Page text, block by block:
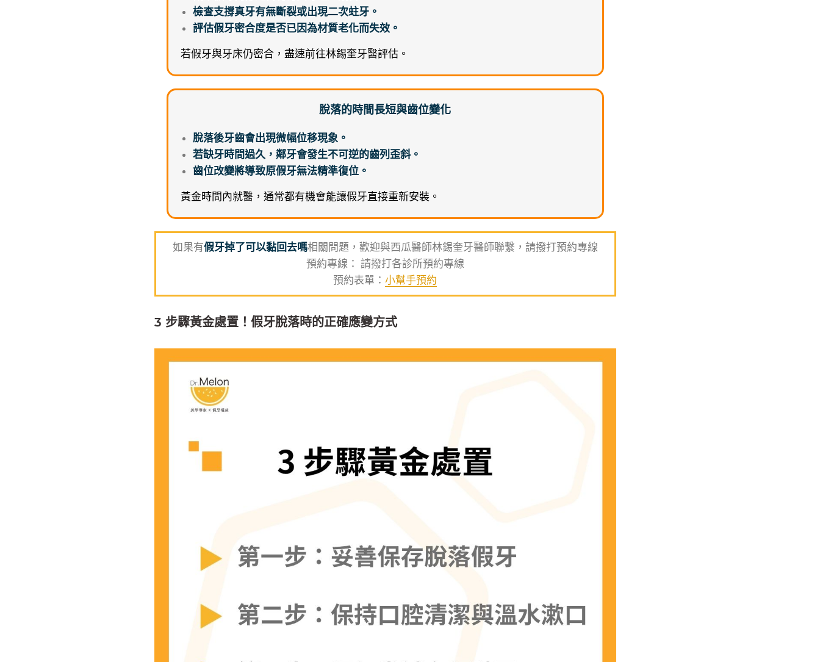
檢查支撐真牙有無斷裂或出現二次蛀牙。
評估假牙密合度是否已因為材質老化而失效。
若假牙與牙床仍密合，盡速前往林錫奎牙醫評估。
脫落的時間長短與齒位變化
脫落後牙齒會出現微幅位移現象。
若缺牙時間過久，鄰牙會發生不可逆的齒列歪斜。
齒位改變將導致原假牙無法精準復位。
黃金時間內就醫，通常都有機會能讓假牙直接重新安裝。
如果有假牙掉了可以黏回去嗎相關問題，歡迎與西瓜醫師林錫奎牙醫師聯繫，請撥打預約專線
預約專線： 請撥打各診所預約專線
預約表單：小幫手預約
3 步驟黃金處置！假牙脫落時的正確應變方式